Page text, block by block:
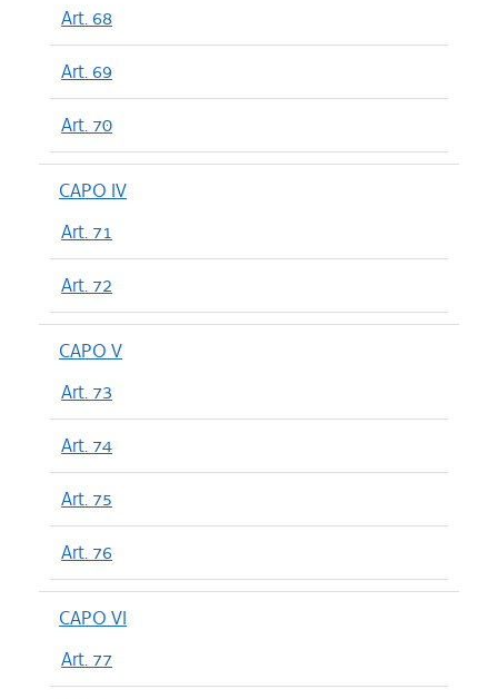
Art. 68
Art. 69
Art. 70
CAPO IV
Art. 71
Art. 72
CAPO V
Art. 73
Art. 74
Art. 75
Art. 76
CAPO VI
Art. 77